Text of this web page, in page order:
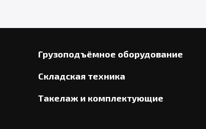
Грузоподъёмное оборудование
Складская техника
Такелаж и комплектующие